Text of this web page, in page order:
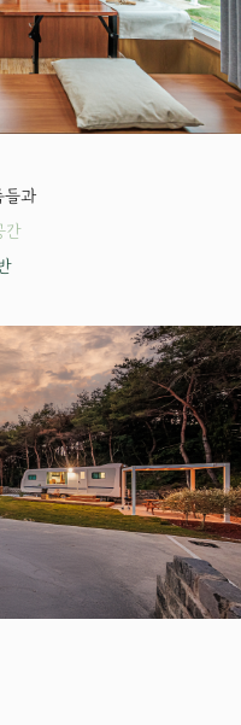
들과
간